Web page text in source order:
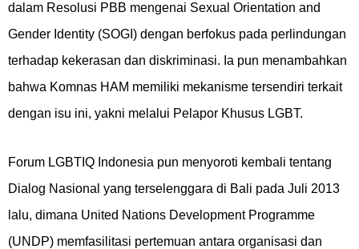
dalam Resolusi PBB mengenai Sexual Orientation and
Gender Identity (SOGI) dengan berfokus pada perlindungan
terhadap kekerasan dan diskriminasi. Ia pun menambahkan
bahwa Komnas HAM memiliki mekanisme tersendiri terkait
dengan isu ini, yakni melalui Pelapor Khusus LGBT.
Forum LGBTIQ Indonesia pun menyoroti kembali tentang
Dialog Nasional yang terselenggara di Bali pada Juli 2013
lalu, dimana United Nations Development Programme
(UNDP) memfasilitasi pertemuan antara organisasi dan